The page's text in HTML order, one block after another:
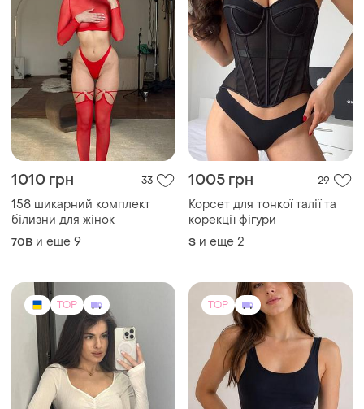
1010 грн 33
158 шикарний комплект
білизни для жінок
70B и еще 9
1005 грн 29
Корсет для тонкої талії та
корекції фігури
S и еще 2
TOP TOP